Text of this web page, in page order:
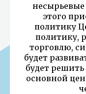
несырьевые
этого
политику
политику,
торговлю,
будет
будет
основной